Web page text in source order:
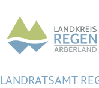
LANDRATSAMT